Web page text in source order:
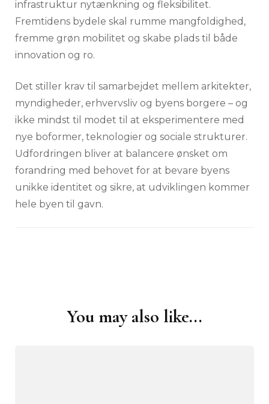
infrastruktur nytænkning og fleksibilitet.
Fremtidens bydele skal rumme mangfoldighed,
fremme grøn mobilitet og skabe plads til både
innovation og ro.
Det stiller krav til samarbejdet mellem arkitekter,
myndigheder, erhvervsliv og byens borgere – og
ikke mindst til modet til at eksperimentere med
nye boformer, teknologier og sociale strukturer.
Udfordringen bliver at balancere ønsket om
forandring med behovet for at bevare byens
unikke identitet og sikre, at udviklingen kommer
hele byen til gavn.
You may also like...